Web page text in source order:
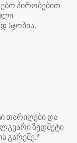
პირობებით
სჯობია.
თარიღები და
ზედმეტი
გარეშე.*